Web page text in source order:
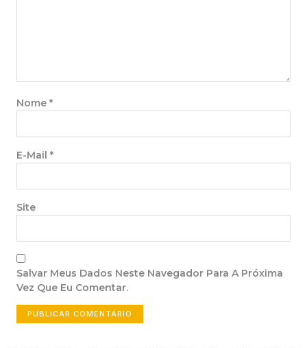
Nome *
E-Mail *
Site
Salvar Meus Dados Neste Navegador Para A Próxima
Vez Que Eu Comentar.